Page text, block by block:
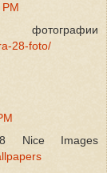
28-foto/
Nice Images